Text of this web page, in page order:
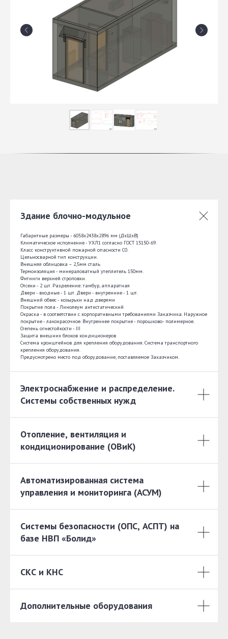
Здание блочно-модульное
Габаритные размеры - 6058х2438х2896 мм (ДхШхВ)
Климатическое исполнение - УХЛ1 согласно ГОСТ 15150-69.
Класс конструктивной пожарной опасности С0.
Цельносварной тип конструкции.
Внешняя облицовка – 2,5мм сталь
Термоизоляция - минераловатный утеплитель 150мм.
Фитинги верхней строповки.
Отсеки - 2 шт. Разделение: тамбур, аппаратная
Двери - входные - 1 шт. Двери - внутренние - 1 шт.
Внешний обвес - козырьки над дверями
Покрытие пола - Линолеум антистатический
Окраска - в соответствии с корпоративными требованиями Заказчика. Наружное
покрытие - лакокрасочное. Внутреннее покрытие - порошково- полимерное.
Степень огнестойкости - III
Защита внешних блоков кондиционеров
Система кронштейнов для крепления оборудования. Система транспортного
крепления оборудования.
Предусмотрено место под оборудование, поставляемое Заказчиком.
Электроснабжение и распределение.
Системы собственных нужд
Отопление, вентиляция и
кондиционирование (ОВиК)
Автоматизированная система
управления и мониторинга (АСУМ)
Системы безопасности (ОПС, АСПТ) на
базе НВП «Болид»
СКС и КНС
Дополнительные оборудования